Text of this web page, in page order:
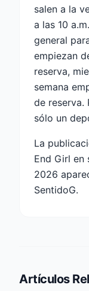
salen a la
a las 10
general
empiezan
reserva,
semana
de reserva.
sólo un
La
End Girl
2026
SentidoG.
Artículos